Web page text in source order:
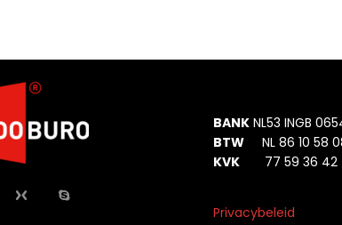
BANK NL53 INGB
BTW NL 86 10 58
KVK 77 59 36 42
Privacybeleid